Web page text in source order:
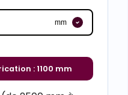
mm
: 1100 mm